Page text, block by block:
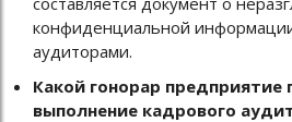
конфиденциальной
аудиторами.
Какой гонорар предприятие
выполнение кадрового